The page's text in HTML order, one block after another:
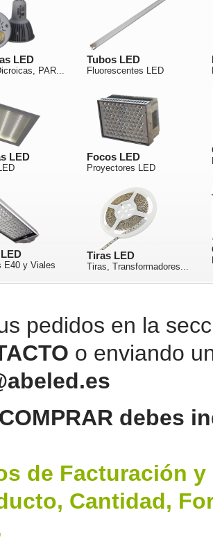
LED
PAR...
Tubos LED
Fluorescentes LED
LED Focos LED
Proyectores LED
E40 y Viales
Tiras LED
Tiras, Transformadores...
pedidos en la
o enviando
debes
de Facturación y
Cantidad,